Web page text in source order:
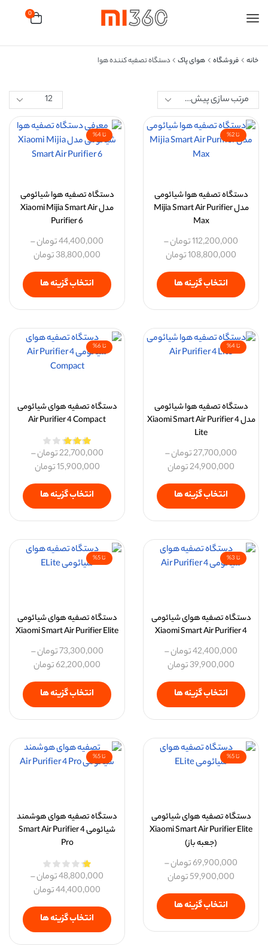
0
خانه فروشگاه هوای پاک دستگاه تصفیه کننده هوا
تا 2%
دستگاه تصفیه هوا شیائومی
مدل Mijia Smart Air Purifier
Max
112,200,000تومان–
108,800,000تومان
انتخاب گزینه ها
تا 4%
دستگاه تصفیه هوا شیائومی
مدل Xiaomi Mijia Smart Air
Purifier 6
44,400,000تومان–
38,800,000تومان
انتخاب گزینه ها
تا 4%
دستگاه تصفیه هوا شیائومی
مدل Xiaomi Smart Air Purifier 4
Lite
27,700,000تومان–
24,900,000تومان
انتخاب گزینه ها
تا 6%
دستگاه تصفیه هوای شیائومی
Air Purifier 4 Compact
22,700,000تومان–
15,900,000تومان
انتخاب گزینه ها
تا 3%
دستگاه تصفیه هوای شیائومی
Xiaomi Smart Air Purifier 4
42,400,000تومان–
39,900,000تومان
انتخاب گزینه ها
تا 5%
دستگاه تصفیه هوای شیائومی
Xiaomi Smart Air Purifier Elite
73,300,000تومان–
62,200,000تومان
انتخاب گزینه ها
تا 5%
دستگاه تصفیه هوای شیائومی
Xiaomi Smart Air Purifier Elite
(جعبه باز)
69,900,000تومان–
59,900,000تومان
انتخاب گزینه ها
تا 5%
دستگاه تصفیه هوای هوشمند
شیائومی Smart Air Purifier 4
Pro
48,800,000تومان–
44,400,000تومان
انتخاب گزینه ها